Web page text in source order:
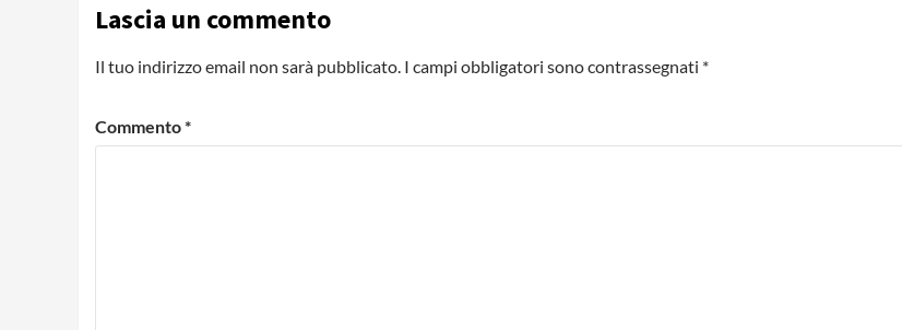
Lascia un commento
Il tuo indirizzo email non sarà pubblicato. I campi obbligatori sono contrassegnati *
Commento*